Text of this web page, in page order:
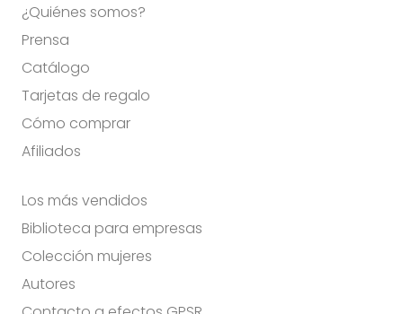
¿Quiénes somos?
Prensa
Catálogo
Tarjetas de regalo
Cómo comprar
Afiliados
Los más vendidos
Biblioteca para empresas
Colección mujeres
Autores